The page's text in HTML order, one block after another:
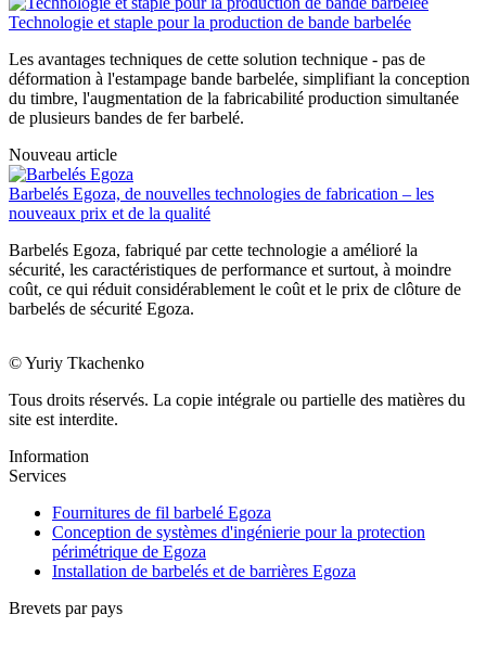
Technologie et staple pour la production de bande barbelée
Les avantages techniques de cette solution technique - pas de
déformation à l'estampage bande barbelée, simplifiant la conception
du timbre, l'augmentation de la fabricabilité production simultanée
de plusieurs bandes de fer barbelé.
Nouveau article
Barbelés Egoza, de nouvelles technologies de fabrication – les
nouveaux prix et de la qualité
Barbelés Egoza, fabriqué par cette technologie a amélioré la
sécurité, les caractéristiques de performance et surtout, à moindre
coût, ce qui réduit considérablement le coût et le prix de clôture de
barbelés de sécurité Egoza.
© Yuriy Tkachenko
Tous droits réservés. La copie intégrale ou partielle des matières du
site est interdite.
Information
Services
Fournitures de fil barbelé Egoza
Conception de systèmes d'ingénierie pour la protection
périmétrique de Egoza
Installation de barbelés et de barrières Egoza
Brevets par pays